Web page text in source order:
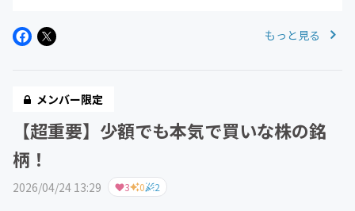
もっと見る
メンバー限定
【超重要】少額でも本気で買いな株の銘
柄！
2026/04/24 13:29 3 0 2